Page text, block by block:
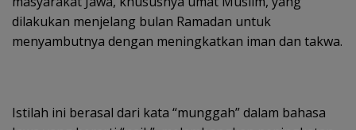
dilakukan menjelang bulan Ramadan untuk
menyambutnya dengan meningkatkan iman dan takwa.
Istilah ini berasal dari kata “munggah” dalam bahasa